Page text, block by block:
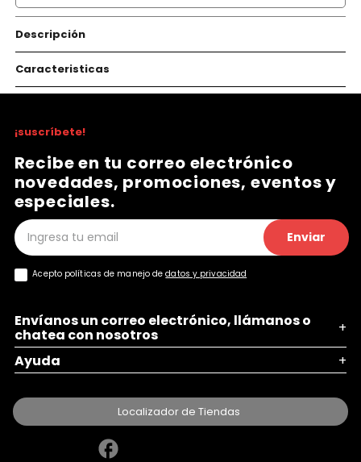
Descripción
Caracteristicas
¡suscríbete!
Recibe en tu correo electrónico
novedades, promociones, eventos y
especiales.
Enviar
Acepto políticas de manejo dedatos y privacidad
Envíanos un correo electrónico, llámanos o
chatea con nosotros
+
Ayuda
+
Localizador de Tiendas